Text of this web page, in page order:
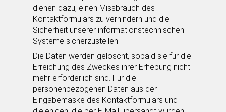
dienen dazu, einen Missbrauch des
Kontaktformulars zu verhindern und die
Sicherheit unserer informationstechnischen
Systeme sicherzustellen.
Die Daten werden gelöscht, sobald sie für die
Erreichung des Zweckes ihrer Erhebung nicht
mehr erforderlich sind. Für die
personenbezogenen Daten aus der
Eingabemaske des Kontaktformulars und